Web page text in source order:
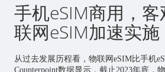
手机eSIM商用，
联网eSIM加速实施
从过去发展历程看，物联网eSIM比手机
Counterpoint数据显示，截止2023年底，